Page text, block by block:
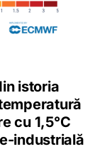
istoria
cu 1,5°C
industrială